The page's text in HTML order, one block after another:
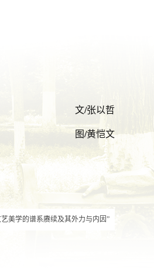
文/张以哲
图/黄恺文
美学的谱系赓续及其外力与内因”